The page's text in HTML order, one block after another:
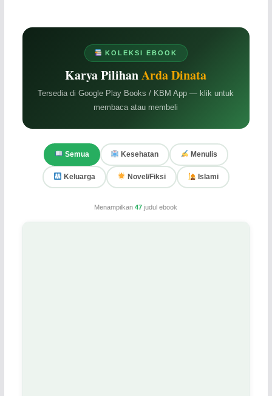
KOLEKSI EBOOK
Karya PilihanArda Dinata
Tersedia di Google Play Books / KBM App — klik untuk
membaca atau membeli
Semua Kesehatan Menulis
Keluarga Novel/Fiksi Islami
Menampilkan47 judul ebook